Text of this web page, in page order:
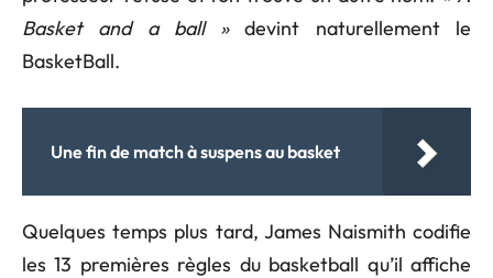
Basket and a ball »devint naturellement le
BasketBall.
Une fin de match à suspens au basket
Quelques temps plus tard, James Naismith codifie
les 13 premières règles du basketball qu’il affiche